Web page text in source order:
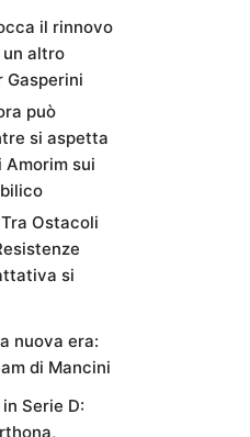
il rinnovo
altro
Gasperini
può
si aspetta
sui
Ostacoli
si
nuova era:
di Mancini
Serie D: